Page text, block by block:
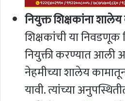
नियुक्त शिक्षकांना
शिक्षकांची या
नियुक्ती करण्यात आली
नेहमीच्या शालेय
यावी. त्यांच्या